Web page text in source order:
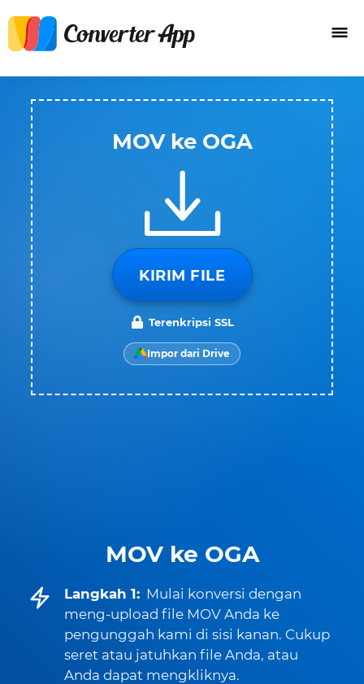
MOV ke OGA
Langkah 1: Mulai konversi dengan
meng-upload file MOV Anda ke
pengunggah kami di sisi kanan. Cukup
seret atau jatuhkan file Anda, atau
Anda dapat mengkliknya.
MOV ke OGA
KIRIM FILE
Terenkripsi SSL
Impor dari Drive